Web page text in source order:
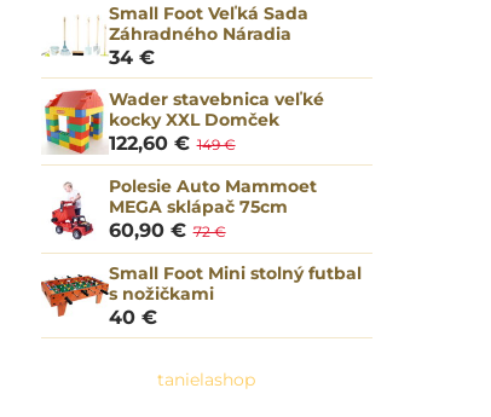
Small Foot Veľká Sada
Záhradného Náradia
34 €
Wader stavebnica veľké
kocky XXL Domček
122,60 € 149 €
Polesie Auto Mammoet
MEGA sklápač 75cm
60,90 € 72 €
Small Foot Mini stolný futbal
s nožičkami
40 €
tanielashop